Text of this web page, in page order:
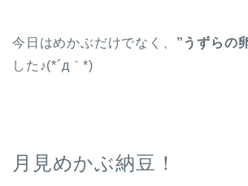
今日はめかぶだけでなく、 ”うずらの
した♪(*´д｀*)
月見めかぶ納豆！